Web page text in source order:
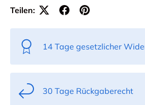
Teilen:
14 Tage gesetzlicher
30 Tage Rückgaberecht